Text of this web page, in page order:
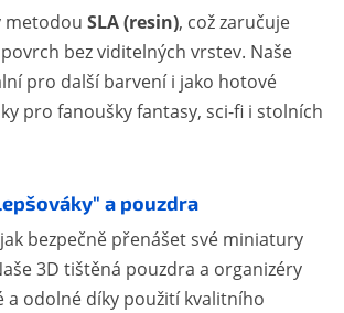
metodou SLA (resin), což zaručuje
bez viditelných vrstev. Naše
pro další barvení i jako hotové
pro fanoušky fantasy, sci-fi i stolních
a pouzdra
bezpečně přenášet své miniatury
3D tištěná pouzdra a organizéry
a odolné díky použití kvalitního